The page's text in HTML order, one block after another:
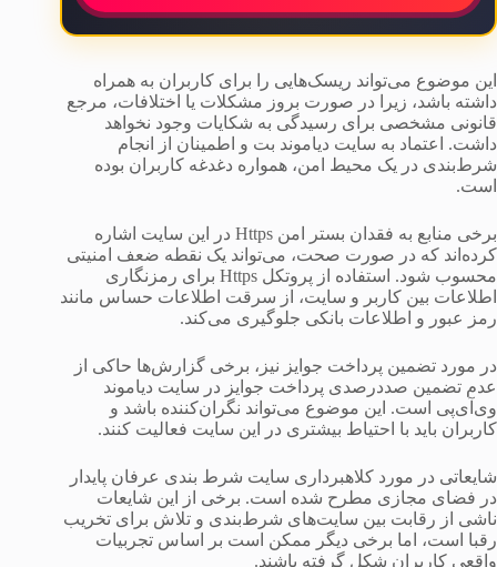
این موضوع می‌تواند ریسک‌هایی را برای کاربران به همراه
داشته باشد، زیرا در صورت بروز مشکلات یا اختلافات، مرجع
قانونی مشخصی برای رسیدگی به شکایات وجود نخواهد
داشت. اعتماد به سایت دیاموند بت و اطمینان از انجام
شرط‌بندی در یک محیط امن، همواره دغدغه کاربران بوده
است.
برخی منابع به فقدان بستر امن Https در این سایت اشاره
کرده‌اند که در صورت صحت، می‌تواند یک نقطه ضعف امنیتی
محسوب شود. استفاده از پروتکل Https برای رمزنگاری
اطلاعات بین کاربر و سایت، از سرقت اطلاعات حساس مانند
رمز عبور و اطلاعات بانکی جلوگیری می‌کند.
در مورد تضمین پرداخت جوایز نیز، برخی گزارش‌ها حاکی از
عدم تضمین صددرصدی پرداخت جوایز در سایت دیاموند
وی‌آی‌پی است. این موضوع می‌تواند نگران‌کننده باشد و
کاربران باید با احتیاط بیشتری در این سایت فعالیت کنند.
شایعاتی در مورد کلاهبرداری سایت شرط بندی عرفان پایدار
در فضای مجازی مطرح شده است. برخی از این شایعات
ناشی از رقابت بین سایت‌های شرط‌بندی و تلاش برای تخریب
رقبا است، اما برخی دیگر ممکن است بر اساس تجربیات
واقعی کاربران شکل گرفته باشند.